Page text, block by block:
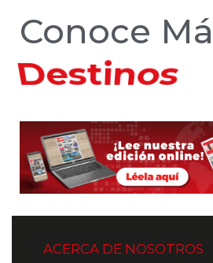
Conoce
Hoteles
ACERCA DE NOSOTROS